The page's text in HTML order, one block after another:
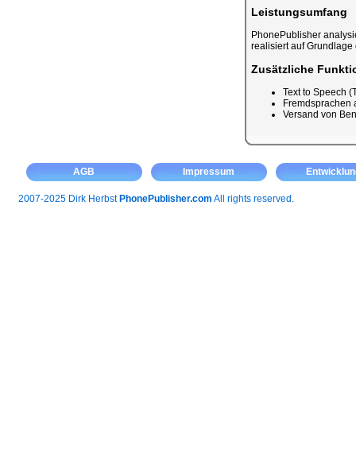
Leistungsumfang
PhonePublisher
realisiert auf Grundlage
Zusätzliche
Text to Speech
Fremdsprachen
Versand von
AGB Impressum
2007-2025 Dirk Herbst PhonePublisher.com All rights reserved.